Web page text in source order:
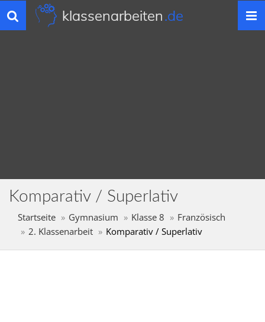
Toggle
navigation
klassenarbeiten.de
Komparativ / Superlativ
Startseite Gymnasium Klasse 8
Französisch
2. Klassenarbeit
Komparativ / Superlativ